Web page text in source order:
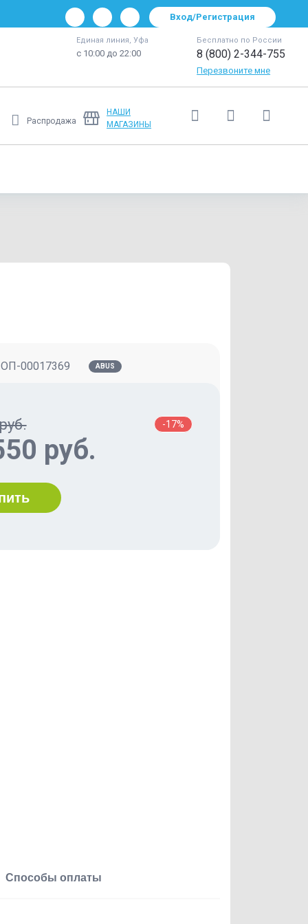
Вход/Регистрация
Единая линия, Уфа
с 10:00 до 22:00
Бесплатно по России
8 (800) 2-344-755
Перезвоните мне
Распродажа
НАШИ
МАГАЗИНЫ
ОП-00017369 ABUS
-17%
руб.
Способы оплаты